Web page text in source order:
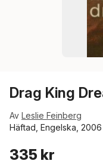
Drag King
Av Leslie Feinberg
Häftad, Engelska, 2006
335 kr